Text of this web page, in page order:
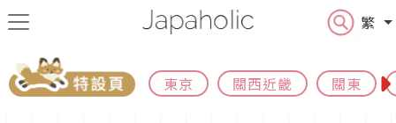
繁
東京 關西近畿 關東